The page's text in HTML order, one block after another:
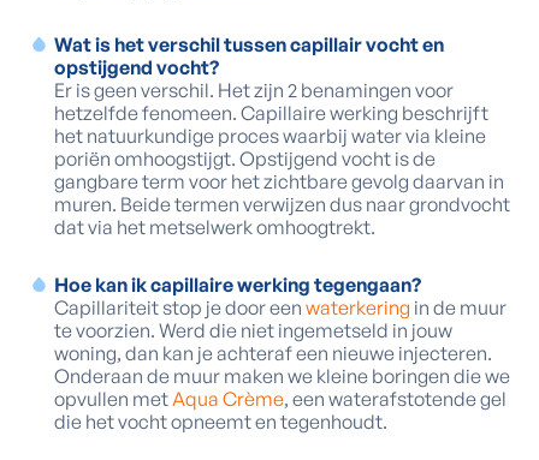
Wat is het verschil tussen capillair vocht en
opstijgend vocht?
Er is geen verschil. Het zijn 2 benamingen voor
hetzelfde fenomeen. Capillaire werking beschrijft
het natuurkundige proces waarbij water via kleine
poriën omhoogstijgt. Opstijgend vocht is de
gangbare term voor het zichtbare gevolg daarvan in
muren. Beide termen verwijzen dus naar grondvocht
dat via het metselwerk omhoogtrekt.
Hoe kan ik capillaire werking tegengaan?
Capillariteit stop je door een waterkering in de muur
te voorzien. Werd die niet ingemetseld in jouw
woning, dan kan je achteraf een nieuwe injecteren.
Onderaan de muur maken we kleine boringen die we
opvullen metAqua Crème, een waterafstotende gel
die het vocht opneemt en tegenhoudt.